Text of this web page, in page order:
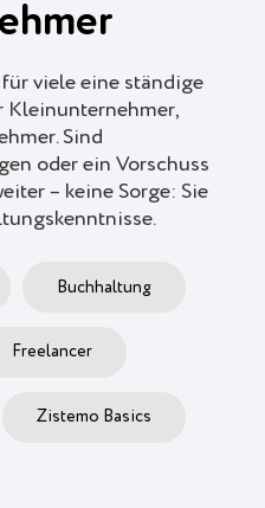
viele eine ständige
Kleinunternehmer,
Sind
oder ein Vorschuss
– keine Sorge: Sie
Buchhaltung
Freelancer
Zistemo Basics